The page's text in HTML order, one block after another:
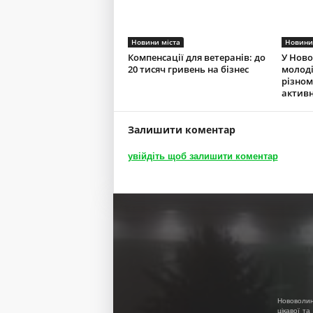
Новини міста
Компенсації для ветеранів: до
20 тисяч гривень на бізнес
Новини
У
Залишити коментар
увійдіть щоб залишити коментар
цікавої